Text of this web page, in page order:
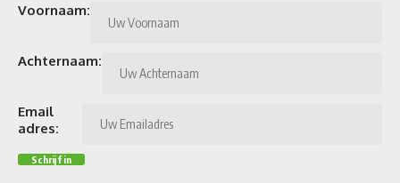
Voornaam:
Achternaam:
Email
adres: